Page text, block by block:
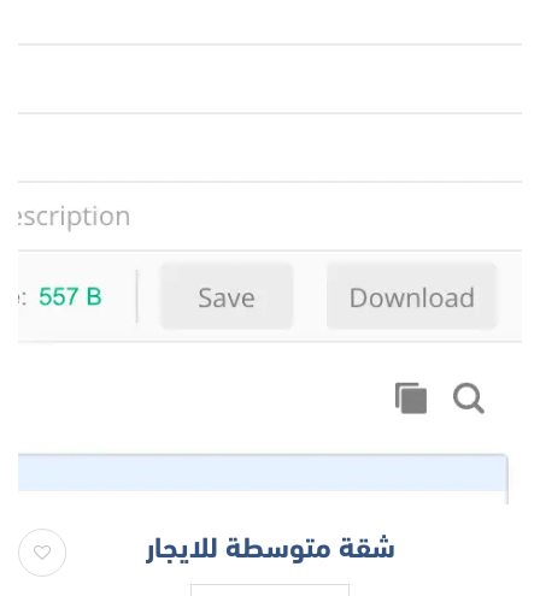
شقة متوسطة للايجار